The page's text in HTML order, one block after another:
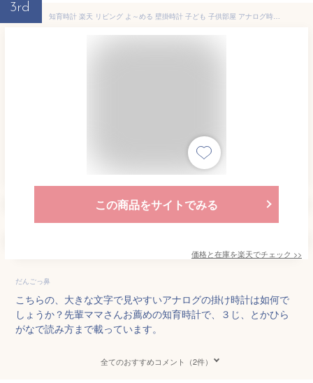
3rd
知育時計 楽天 リビング よ～める 壁掛時計 子ども 子供部屋 アナログ時計 壁掛け時計 キッズ ウォールクロック よめーる 時計 学習 小学生 低学年 幼稚園 お受験 保育園 幼児教育 小学受験 シンプル プレゼント 孫 壁掛け時計 掛け時計
この商品をサイトでみる
価格と在庫を楽天でチェック >>
だんごっ鼻
こちらの、大きな文字で見やすいアナログの掛け時計は如何で
しょうか？先輩ママさんお薦めの知育時計で、３じ、とかひら
がなで読み方まで載っています。
全てのおすすめコメント（2件）